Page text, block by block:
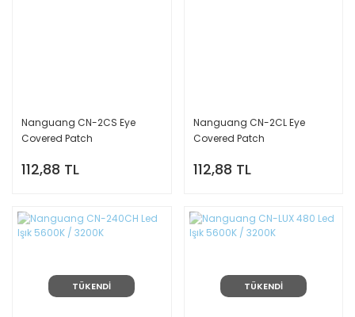
Nanguang CN-2CS Eye
Covered Patch
112,88 TL
Nanguang CN-2CL Eye
Covered Patch
112,88 TL
TÜKENDİ TÜKENDİ